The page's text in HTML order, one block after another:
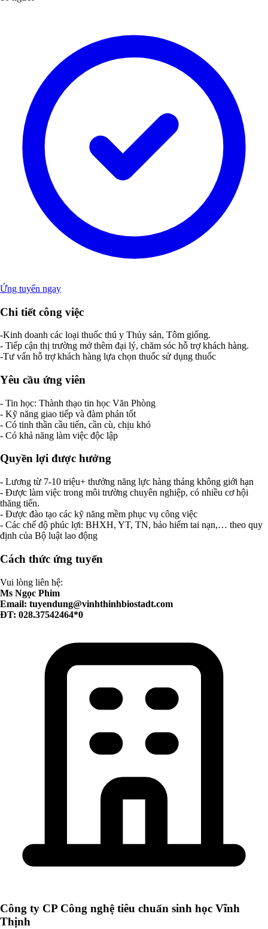
Ứng tuyển ngay
Chi tiết công việc
-Kinh doanh các loại thuốc thú y Thủy sản, Tôm giống.
- Tiếp cận thị trường mở thêm đại lý, chăm sóc hỗ trợ khách hàng.
-Tư vấn hỗ trợ khách hàng lựa chọn thuốc sử dụng thuốc
Yêu cầu ứng viên
- Tin học: Thành thạo tin học Văn Phòng
- Kỹ năng giao tiếp và đàm phán tốt
- Có tinh thần cầu tiến, cần cù, chịu khó
- Có khả năng làm việc độc lập
Quyền lợi được hưởng
- Lương từ 7-10 triệu+ thưởng năng lực hàng tháng không giới hạn
- Được làm việc trong môi trường chuyên nghiệp, có nhiều cơ hội
thăng tiến.
- Được đào tạo các kỹ năng mềm phục vụ công việc
- Các chế độ phúc lợi: BHXH, YT, TN, bảo hiểm tai nạn,… theo quy
định của Bộ luật lao động
Cách thức ứng tuyển
Vui lòng liên hệ:
Ms Ngọc Phim
Email: tuyendung@vinhthinhbiostadt.com
ĐT: 028.37542464*0
Công ty CP Công nghệ tiêu chuẩn sinh học Vĩnh
Thịnh